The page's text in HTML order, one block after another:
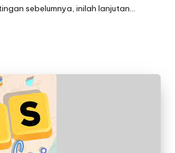
sebelumnya, inilah lanjutan…